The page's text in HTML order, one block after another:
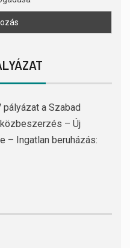
a Szabad
– Új
– Ingatlan beruházás: